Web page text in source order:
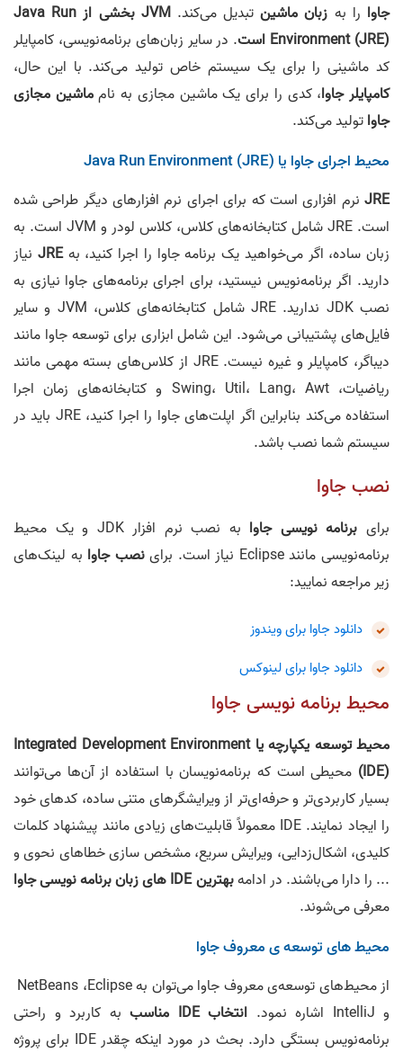
جاوا را به زبان ماشینتبدیل می‌کند.
JVM بخشی از Java Run
Environment (JRE) است
. در سایر زبان‌های برنامه‌نویسی، کامپایلر
کد ماشینی را برای یک سیستم خاص تولید می‌کند. با این حال،
کامپایلر جاوا، کدی را برای یک ماشین مجازی به نامماشین مجازی
جاواتولید می‌کند.
محیط اجرای جاوا یا Java Run Environment (JRE)
JRE نرم افزاری است که برای اجرای نرم افزارهای دیگر طراحی شده
است. JRE شامل کتابخانه‌های کلاس، کلاس لودر و JVM است. به
زبان ساده، اگر می‌خواهید یک برنامه جاوا را اجرا کنید، بهJRE نیاز
دارید. اگر برنامه‌نویس نیستید، برای اجرای برنامه‌های جاوا نیازی به
نصب JDK ندارید. JRE شامل کتابخانه‌های کلاس، JVM و سایر
فایل‌های پشتیبانی می‌شود. این شامل ابزاری برای توسعه جاوا مانند
دیباگر، کامپایلر و غیره نیست. JRE از کلاس‌های بسته مهمی مانند
ریاضیات، Swing، Util، Lang، Awt و کتابخانه‌های زمان اجرا
استفاده می‌کند بنابراین اگر اپلت‌های جاوا را اجرا کنید، JRE باید در
سیستم شما نصب باشد.
نصب جاوا
برای برنامه نویسی جاوا
به نصب نرم افزار JDK و یک محیط
برنامه‌نویسی مانند Eclipse نیاز است. برای
نصب جاوا به لینک‌های
زیر مراجعه نمایید:
دانلود جاوا برای ویندوز
دانلود جاوا برای لینوکس
محیط برنامه نویسی جاوا
محیط توسعه یکپارچه یا Integrated Development Environment
(IDE) محیطی است که برنامه‌نویسان با استفاده از آن‌ها می‌توانند
بسیار کاربردی‌تر و حرفه‌ای‌تر از ویرایشگرهای متنی ساده، کدهای خود
را ایجاد نمایند. IDE معمولاً قابلیت‌های زیادی مانند پیشنهاد کلمات
کلیدی، اشکال‌زدایی، ویرایش سریع، مشخص سازی خطاهای نحوی و
... را دارا می‌باشند. در ادامهبهترین IDE های زبان برنامه نویسی جاوا
معرفی می‌شوند.
محیط‌ های توسعه ی معروف جاوا
و IntelliJ اشاره نمود.
انتخاب IDE مناسب
به کاربرد و راحتی
برنامه‌نویس بستگی دارد. بحث در مورد اینکه چقدر IDE برای پروژه